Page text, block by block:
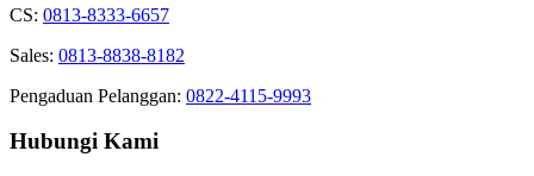
CS: 0813-8333-6657
Sales: 0813-8838-8182
Pengaduan Pelanggan: 0822-4115-9993
Hubungi Kami